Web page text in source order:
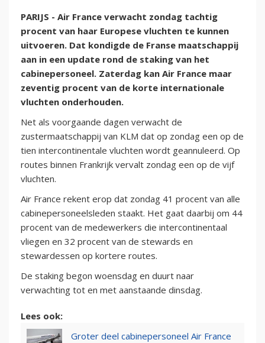
PARIJS - Air France verwacht zondag tachtig
procent van haar Europese vluchten te kunnen
uitvoeren. Dat kondigde de Franse maatschappij
aan in een update rond de staking van het
cabinepersoneel. Zaterdag kan Air France maar
zeventig procent van de korte internationale
vluchten onderhouden.
Net als voorgaande dagen verwacht de
zustermaatschappij van KLM dat op zondag een op de
tien intercontinentale vluchten wordt geannuleerd. Op
routes binnen Frankrijk vervalt zondag een op de vijf
vluchten.
Air France rekent erop dat zondag 41 procent van alle
cabinepersoneelsleden staakt. Het gaat daarbij om 44
procent van de medewerkers die intercontinentaal
vliegen en 32 procent van de stewards en
stewardessen op kortere routes.
De staking begon woensdag en duurt naar
verwachting tot en met aanstaande dinsdag.
Lees ook:
Groter deel cabinepersoneel Air France